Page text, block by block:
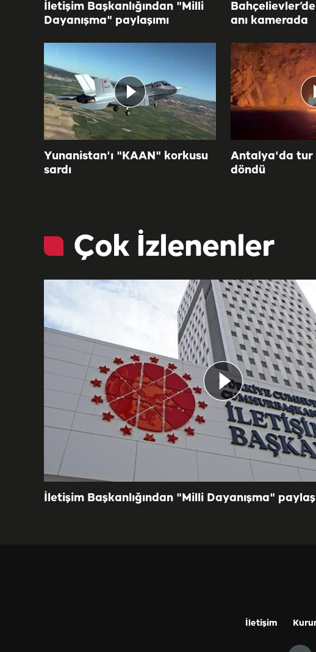
İletişim Başkanlığından "Milli
Dayanışma" paylaşımı
anı kamerada
Yunanistan'ı "KAAN" korkusu
sardı
Antalya'da tur
döndü
Çok İzlenenler
İletişim Başkanlığından "Milli Dayanışma"
İletişim